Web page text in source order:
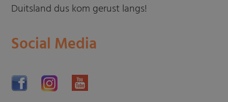
Duitsland dus kom gerust langs!
Social Media